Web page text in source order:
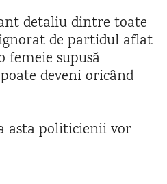
detaliu dintre toate
de partidul aflat
femeie supusă
deveni oricând
asta politicienii vor